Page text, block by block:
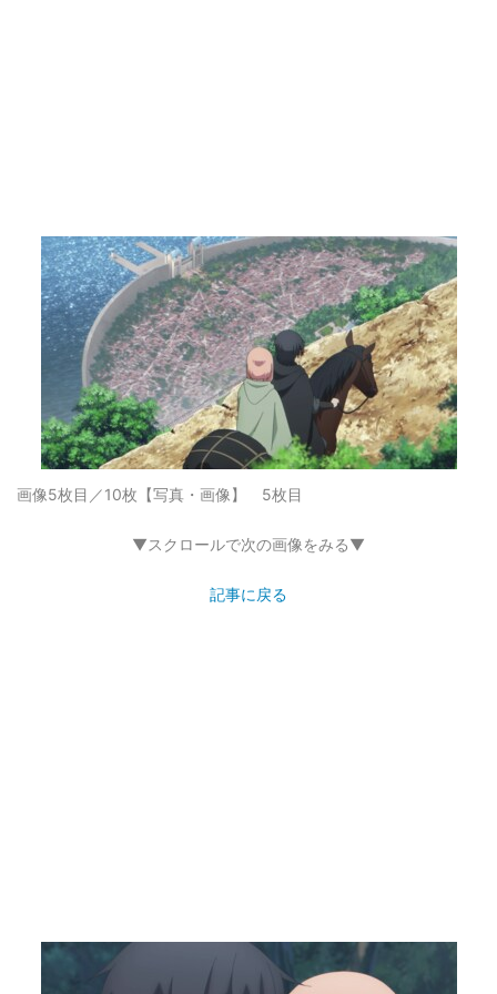
画像5枚目／10枚 【写真・画像】 5枚目
▼スクロールで次の画像をみる▼
記事に戻る